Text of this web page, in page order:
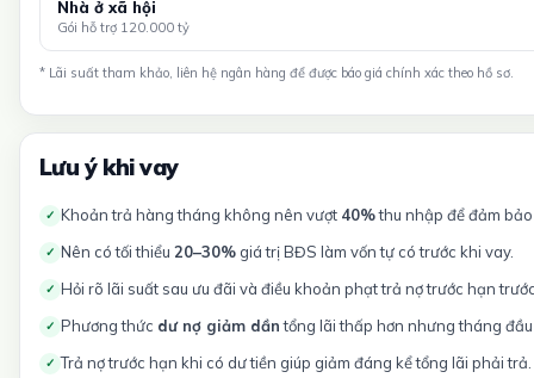
Nhà ở xã hội
Gói hỗ trợ 120.000 tỷ
* Lãi suất tham khảo, liên hệ ngân hàng để được báo giá chính xác theo hồ sơ.
Lưu ý khi vay
✓ Khoản trả hàng tháng không nên vượt 40%thu nhập để đảm
✓ Nên có tối thiểu 20–30% giá trị BĐS làm vốn tự có trước khi vay.
✓ Hỏi rõ lãi suất sau ưu đãi và điều khoản phạt trả nợ trước hạn
✓ Phương thức dư nợ giảm dầntổng lãi thấp hơn nhưng tháng
✓ Trả nợ trước hạn khi có dư tiền giúp giảm đáng kể tổng lãi phải trả.